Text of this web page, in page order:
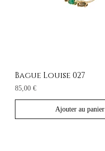
Bague Louise 027
Prix
85,00 €
Ajouter au panier